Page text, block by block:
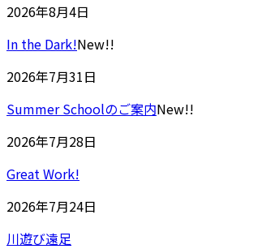
2026年8月4日
In the Dark!New!!
2026年7月31日
Summer Schoolのご案内New!!
2026年7月28日
Great Work!
2026年7月24日
川遊び遠足